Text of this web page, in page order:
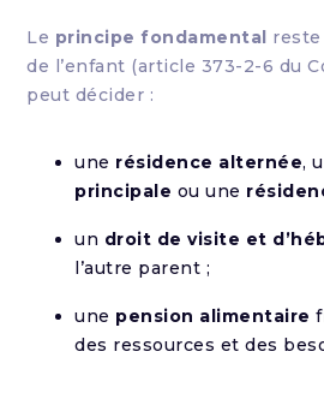
Le principe fondamental
de l’enfant (article 373-2-6 du
peut décider :
une résidence alternée,
principale ou une
un droit de visite et
l’autre parent ;
une pension alimentaire
des ressources et des